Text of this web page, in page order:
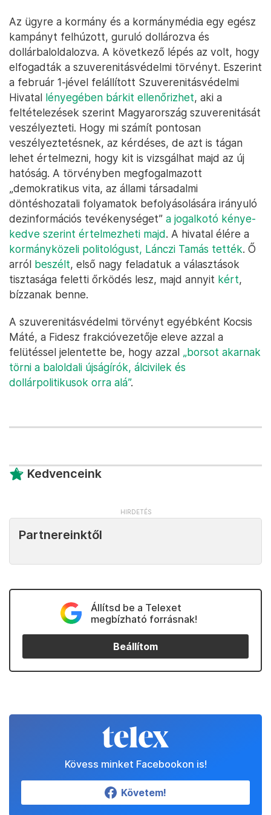
Az ügyre a kormány és a kormánymédia egy egész
kampányt felhúzott, guruló dollározva és
dollárbaloldalozva. A következő lépés az volt, hogy
elfogadták a szuverenitásvédelmi törvényt. Eszerint
a február 1-jével felállított Szuverenitásvédelmi
Hivatal lényegében bárkit ellenőrizhet, aki a
feltételezések szerint Magyarország szuverenitását
veszélyezteti. Hogy mi számít pontosan
veszélyeztetésnek, az kérdéses, de azt is tágan
lehet értelmezni, hogy kit is vizsgálhat majd az új
hatóság. A törvényben megfogalmazott
„demokratikus vita, az állami társadalmi
döntéshozatali folyamatok befolyásolására irányuló
dezinformációs tevékenységet” a jogalkotó kénye-
kedve szerint értelmezheti majd. A hivatal élére a
kormányközeli politológust, Lánczi Tamás tették. Ő
arról beszélt, első nagy feladatuk a választások
tisztasága feletti őrködés lesz, majd annyit kért,
bízzanak benne.
A szuverenitásvédelmi törvényt egyébként Kocsis
Máté, a Fidesz frakcióvezetője eleve azzal a
felütéssel jelentette be, hogy azzal „borsot akarnak
törni a baloldali újságírók, álcivilek és
dollárpolitikusok orra alá”.
Kedvenceink
Partnereinktől
Állítsd be a Telexet
megbízható forrásnak!
Beállítom
Kövess minket Facebookon is!
Követem!